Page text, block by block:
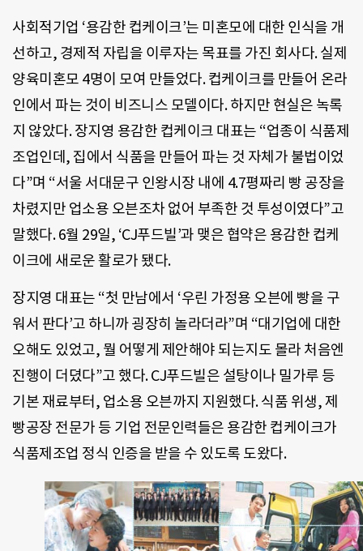
사회적기업 ‘용감한 컵케이크’는 미혼모에 대한 인식을 개
선하고, 경제적 자립을 이루자는 목표를 가진 회사다. 실제
양육미혼모 4명이 모여 만들었다. 컵케이크를 만들어 온라
인에서 파는 것이 비즈니스 모델이다. 하지만 현실은 녹록
지 않았다. 장지영 용감한 컵케이크 대표는 “업종이 식품제
조업인데, 집에서 식품을 만들어 파는 것 자체가 불법이었
다”며 “서울 서대문구 인왕시장 내에 4.7평짜리 빵 공장을
차렸지만 업소용 오븐조차 없어 부족한 것 투성이였다”고
말했다. 6월 29일, ‘CJ푸드빌’과 맺은 협약은 용감한 컵케
이크에 새로운 활로가 됐다.
장지영 대표는 “첫 만남에서 ‘우린 가정용 오븐에 빵을 구
워서 판다’고 하니까 굉장히 놀라더라”며 “대기업에 대한
오해도 있었고, 뭘 어떻게 제안해야 되는지도 몰라 처음엔
진행이 더뎠다”고 했다. CJ푸드빌은 설탕이나 밀가루 등
기본 재료부터, 업소용 오븐까지 지원했다. 식품 위생, 제
빵공장 전문가 등 기업 전문인력들은 용감한 컵케이크가
식품제조업 정식 인증을 받을 수 있도록 도왔다.